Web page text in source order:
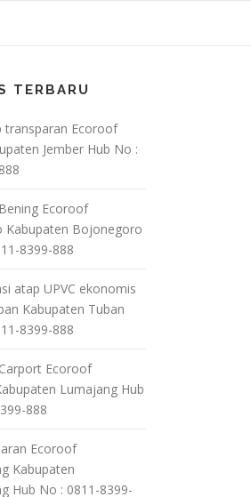
TERBARU
transparan Ecoroof
Jember Hub No :
Ecoroof
Kabupaten Bojonegoro
8399-888
atap UPVC ekonomis
Kabupaten Tuban
8399-888
Ecoroof
Lumajang Hub
888
Ecoroof
Kabupaten
Hub No : 0811-8399-